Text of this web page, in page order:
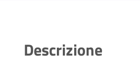
Descrizione